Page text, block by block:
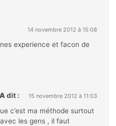
14 novembre 2012 à 15:08
experience et facon de
dit : 15 novembre 2012 à 11:03
c’est ma méthode surtout
les gens , il faut